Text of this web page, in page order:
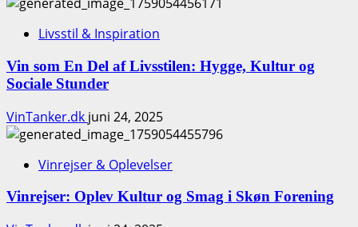
Livsstil & Inspiration
Vin som En Del af Livsstilen: Hygge, Kultur og
Sociale Stunder
VinTanker.dk juni 24, 2025
Vinrejser & Oplevelser
Vinrejser: Oplev Kultur og Smag i Skøn Forening